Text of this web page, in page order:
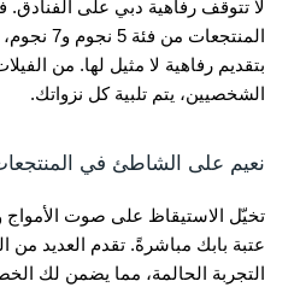
لا تتوقف رفاهية دبي على الفنادق.
المنتجعات
بتقديم رفاهية لا مثيل لها. من
الشخصيين، يتم تلبية كل نزواتك.
نعيم على الشاطئ في
تخيّل الاستيقاظ على صوت الأمواج
عتبة بابك مباشرةً. تقدم العديد
التجربة الحالمة، مما يضمن لك